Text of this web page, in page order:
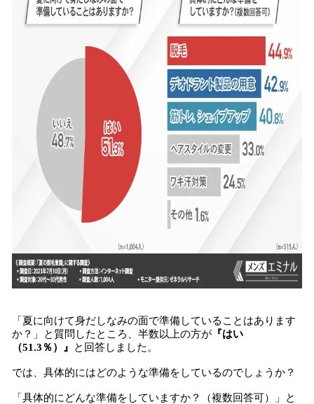
「夏に向けて身だしなみの面で準備していることはあります
か？」と質問したところ、半数以上の方が 『はい
（51.3％）』
と回答しました。
では、具体的にはどのような準備をしているのでしょうか？
「具体的にどんな準備をしていますか？（複数回答可）」と